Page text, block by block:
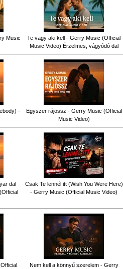
Music
Te vagy aki kell - Gerry Music (Official
Music Video) Érzelmes, vágyódó dal
-
Egyszer rájössz - Gerry Music (Official
Music Video)
dal
Csak Te lennél itt (Wish You Were Here)
- Gerry Music (Official Music Video)
Nem kell a könnyű szerelem - Gerry